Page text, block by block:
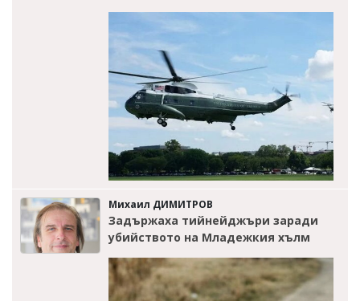
Михаил ДИМИТРОВ
Задържаха тийнейджъри заради
убийството на Младежкия хълм